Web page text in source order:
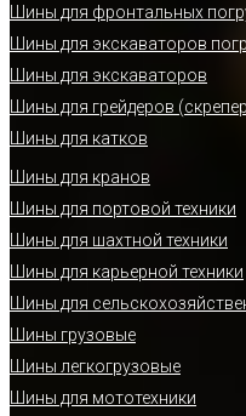
Шины для фронтальных
Шины для экскаваторов
Шины для экскаваторов
Шины для грейдеров
Шины для катков
Шины для кранов
Шины для портовой техники
Шины для шахтной техники
Шины для карьерной техники
Шины для
Шины грузовые
Шины легкогрузовые
Шины для мототехники